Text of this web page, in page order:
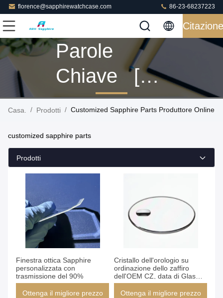
florence@sapphirewatchcase.com 86-23-68237223
Citazione
Parole
Chiave [
Customized
Parts ]
Partita 146
Prodotti
Casa. / Prodotti / Customized Sapphire Parts Produttore Online
customized sapphire parts
Prodotti
Finestra ottica Sapphire
personalizzata con
trasmissione del 90%
Ottenga il migliore prezzo
Cristallo dell'orologio su
ordinazione dello zaffiro
dell'OEM CZ, data di Glas
dello zaffiro di Smartwatch
regolabile
Ottenga il migliore prezzo